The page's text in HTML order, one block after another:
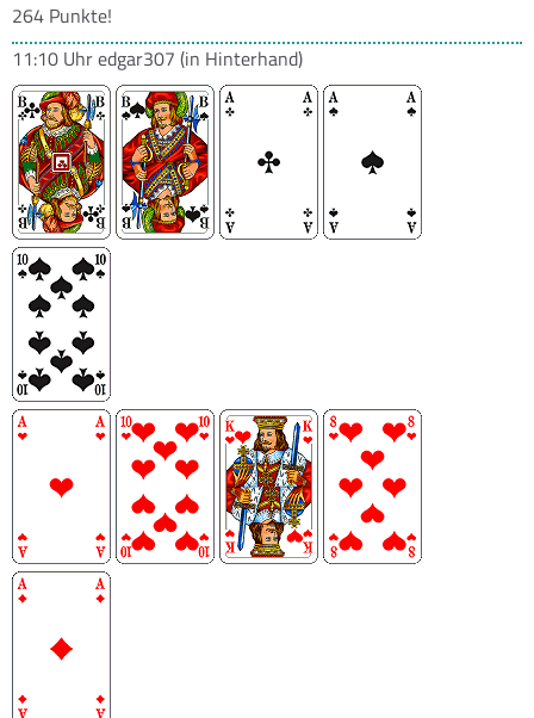
264 Punkte!
11:10 Uhredgar307 (in Hinterhand)